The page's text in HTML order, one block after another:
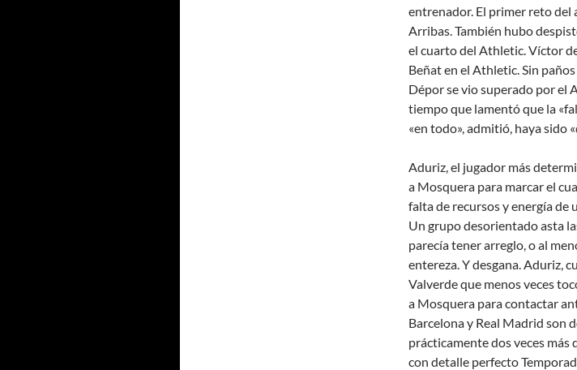
entrenador. El primer reto del
Arribas. También hubo
el cuarto del Athletic. Víctor
Beñat en el Athletic. Sin
Dépor se vio superado por el
tiempo que lamentó que la
«en todo», admitió, haya sido
Aduriz, el jugador más
a Mosquera para marcar el
falta de recursos y energía de
Un grupo desorientado asta
parecía tener arreglo, o al
entereza. Y desgana. Aduriz,
Valverde que menos veces
a Mosquera para contactar
Barcelona y Real Madrid son
prácticamente dos veces
con detalle perfecto